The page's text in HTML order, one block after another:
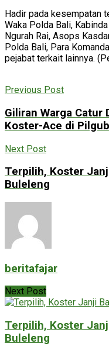
Hadir pada kesempatan
Waka Polda Bali,
Ngurah Rai, Asops
Polda Bali, Para
pejabat terkait lainnya.
Previous Post
Giliran Warga Catur
Koster-Ace di
Next Post
Terpilih, Koster
Buleleng
beritafajar
Next Post
Terpilih, Koster
Buleleng